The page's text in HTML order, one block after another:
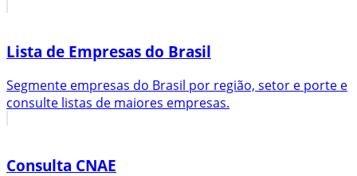
Lista de Empresas do Brasil
Segmente empresas do Brasil por região, setor e porte e
consulte listas de maiores empresas.
Consulta CNAE